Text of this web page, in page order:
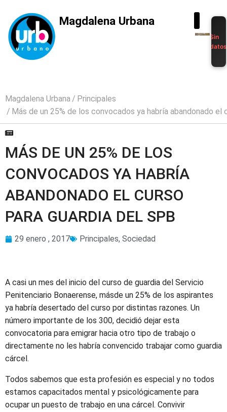
Magdalena Urbana
Sin
datos
Magdalena Urbana
Principales
Más de un 25% de los convocados ya habría abandonado el
MÁS DE UN 25% DE LOS
CONVOCADOS YA HABRÍA
ABANDONADO EL CURSO
PARA GUARDIA DEL SPB
29 enero , 2017 Principales, Sociedad
A casi un mes del inicio del curso de guardia del Servicio
Penitenciario Bonaerense, másde un 25% de los aspirantes
ya habría desertado del curso por distintas razones. Un
número importante de los 300, decidió dejar esta
convocatoria para emigrar hacia otro tipo de trabajo o
directamente no les habría convencido trabajar como guardia
cárcel.
Todos sabemos que esta profesión es especial y no todos
estamos capacitados mental y psicológicamente para
ocupar un puesto de trabajo en una cárcel. Convivir